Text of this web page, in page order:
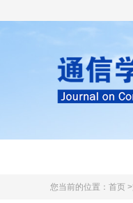
您当前的位置： 首页 >